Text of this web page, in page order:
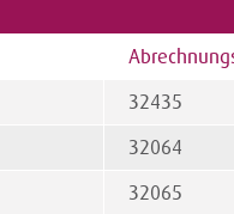
32435
32064
32065